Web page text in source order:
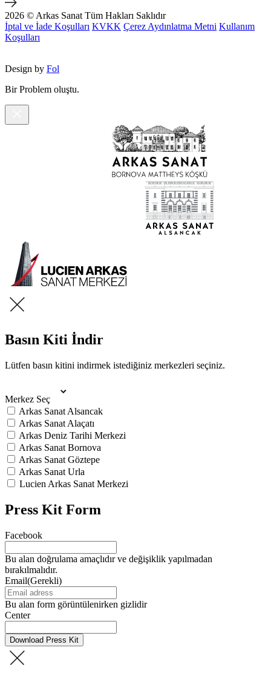
2026 © Arkas Sanat Tüm Hakları Saklıdır
İptal ve İade Koşulları KVKK Çerez Aydınlatma Metni Kullanım
Koşulları
Design by Fol
Bir Problem oluştu.
Basın Kiti İndir
Lütfen basın kitini indirmek istediğiniz merkezleri seçiniz.
Merkez Seç
Arkas Sanat Alsancak
Arkas Sanat Alaçatı
Arkas Deniz Tarihi Merkezi
Arkas Sanat Bornova
Arkas Sanat Göztepe
Arkas Sanat Urla
Lucien Arkas Sanat Merkezi
Press Kit Form
Facebook
Bu alan doğrulama amaçlıdır ve değişiklik yapılmadan
bırakılmalıdır.
Email(Gerekli)
Bu alan form görüntülenirken gizlidir
Center
Download Press Kit